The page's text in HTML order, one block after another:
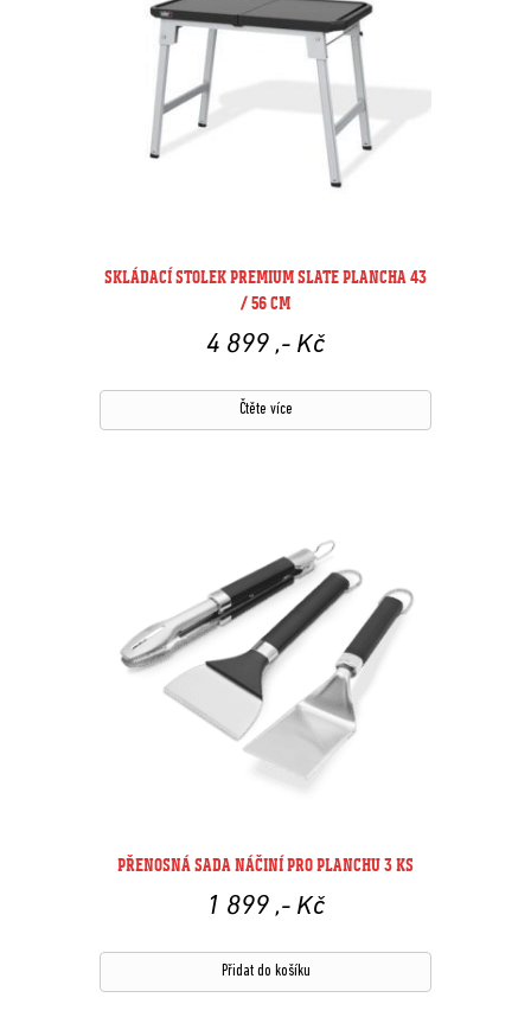
SKLÁDACÍ STOLEK PREMIUM SLATE PLANCHA 43
/ 56 CM
4 899 ,- Kč
Čtěte více
PŘENOSNÁ SADA NÁČINÍ PRO PLANCHU 3 KS
1 899 ,- Kč
Přidat do košíku